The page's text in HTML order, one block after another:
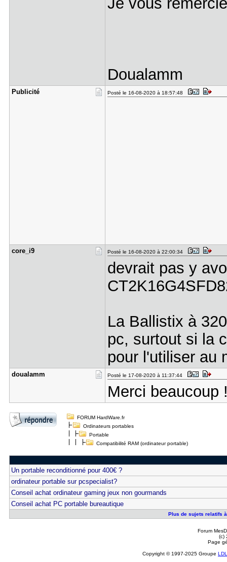
Doualamm
Publicité Posté le 16-08-2020 à 18:57:48
core_i9 Posté le 16-08-2020 à 22:00:34
devrait pas y
La Ballistix à
pc, surtout si la
pour l'utiliser au
doualamm Posté le 17-08-2020 à 11:37:44
Merci beaucoup
FORUM HardWare.fr
Ordinateurs portables
Portable
Compatibilité RAM (ordinateur portable)
Un portable reconditionné pour 400€ ?
ordinateur portable sur pcspecialist?
Conseil achat ordinateur gaming jeux non gourmands
Conseil achat PC portable bureautique
Plus de sujets relatifs
Forum
(c)
Page
Copyright © 1997-2025 Groupe